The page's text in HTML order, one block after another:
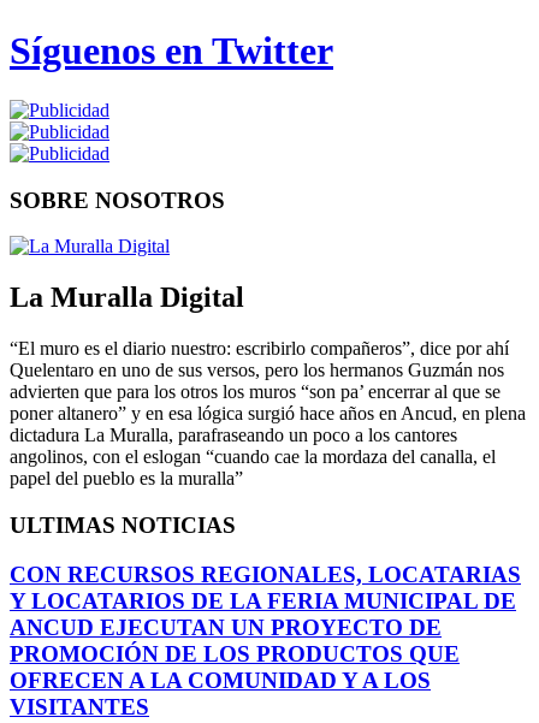
Síguenos en Twitter
SOBRE NOSOTROS
La Muralla Digital
“El muro es el diario nuestro: escribirlo compañeros”, dice por ahí
Quelentaro en uno de sus versos, pero los hermanos Guzmán nos
advierten que para los otros los muros “son pa’ encerrar al que se
poner altanero” y en esa lógica surgió hace años en Ancud, en plena
dictadura La Muralla, parafraseando un poco a los cantores
angolinos, con el eslogan “cuando cae la mordaza del canalla, el
papel del pueblo es la muralla”
ULTIMAS NOTICIAS
CON RECURSOS REGIONALES, LOCATARIAS
Y LOCATARIOS DE LA FERIA MUNICIPAL DE
ANCUD EJECUTAN UN PROYECTO DE
PROMOCIÓN DE LOS PRODUCTOS QUE
OFRECEN A LA COMUNIDAD Y A LOS
VISITANTES